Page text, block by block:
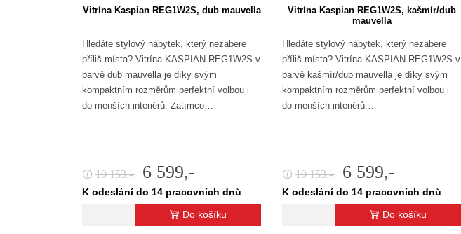
Vitrína Kaspian REG1W2S, dub mauvella
Hledáte stylový nábytek, který nezabere
příliš místa? Vitrína KASPIAN REG1W2S v
barvě dub mauvella je díky svým
kompaktním rozměrům perfektní volbou i
do menších interiérů. Zatímco…
🛈 10 153,- 6 599,-
K odeslání do 14 pracovních dnů
Do košíku
Vitrína Kaspian REG1W2S, kašmír/dub
mauvella
Hledáte stylový nábytek, který nezabere
příliš místa? Vitrína KASPIAN REG1W2S v
barvě kašmír/dub mauvella je díky svým
kompaktním rozměrům perfektní volbou i
do menších interiérů.…
🛈 10 153,- 6 599,-
K odeslání do 14 pracovních dnů
Do košíku